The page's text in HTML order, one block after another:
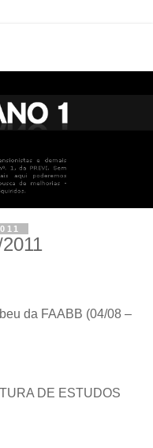
da FAABB (04/08 –
DE ESTUDOS